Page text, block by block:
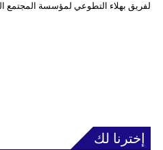
لفريق بهلاء التطوعي لمؤسسة المجتمع
إخترنا لك